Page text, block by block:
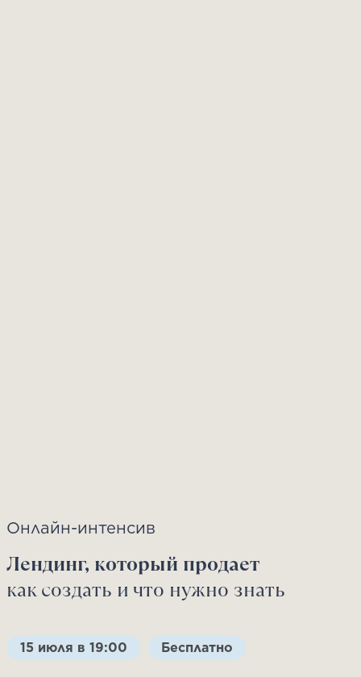
Онлайн-интенсив
Лендинг, который продает
как создать и что нужно знать
15 июля в 19:00 Бесплатно